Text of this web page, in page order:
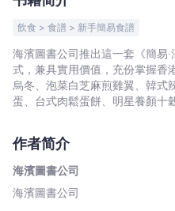
圖
書
司
-
文
宙
Bookniverse
飲食 > 食譜 > 新手簡易食譜
海濱圖書公司推出這一套《簡易
式，兼具實用價值，充份掌握香港人的胃口。 人
烏冬、泡菜白芝麻煎雞翼、韓式
蛋、台式肉鬆蛋餅、明星養顏十
醋沙律、藜麥芒果辣沙律、南乳
鹹蛋瘦肉湯、海底椰雪耳湯、清
奶、桂花銀杏芋泥、咖啡凍、蒸香蕉蛋
譜都附有步驟圖，同時透過問答
作者简介
海濱圖書公司
海濱圖書公司